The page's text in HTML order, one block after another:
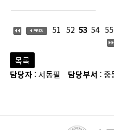
51 52 53 54 55
목록
담당자 : 서동필 담당부서 : 중